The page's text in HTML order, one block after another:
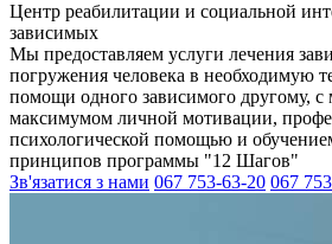
Центр реабилитации и социальной
зависимых
Мы предоставляем услуги лечения
погружения человека в необходимую
помощи одного зависимого другому,
максимумом личной мотивации,
психологической помощью и
принципов программы "12 Шагов"
Зв'язатися з нами 067 753-63-20 067